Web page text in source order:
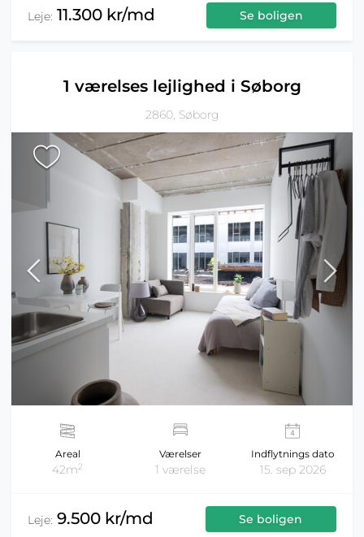
Leje: 11.300 kr/md Se boligen
1 værelses lejlighed i Søborg
2860, Søborg
Areal
42m2
Værelser
1 værelse
Indflytnings dato
15. sep 2026
Leje: 9.500 kr/md Se boligen